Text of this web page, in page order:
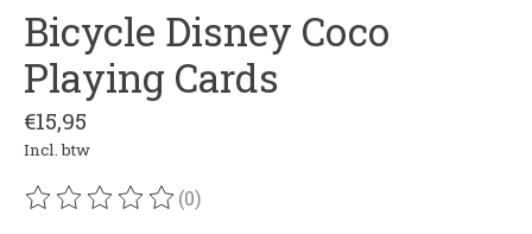
Bicycle Disney Coco
Playing Cards
€15,95
Incl. btw
De beoordeling van dit product is
(0)